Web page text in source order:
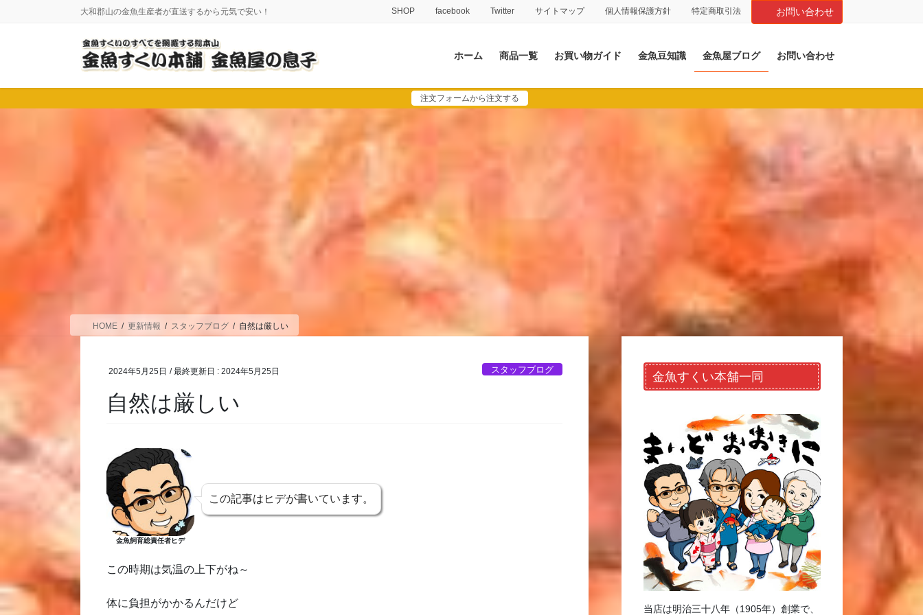
に
移
ョ
ン
大和郡山の金魚生産者が直送するから元気で安い！ SHOP facebook Twitter サイトマップ 個人情報保護方針 特定商取引法 お問い合わせ
ホーム 商品一覧 お買い物ガイド 金魚豆知識 金魚屋ブログ お問い合わせ
注文フォームから注文する
HOME 更新情報 スタッフブログ 自然は厳しい
2024年5月25日 / 最終更新日 :2024年5月25日 スタッフブログ
自然は厳しい
金魚飼育総責任者ヒデ
この記事はヒデが書いています。
この時期は気温の上下がね～
体に負担がかかるんだけど
金魚すくい本舗一同
当店は明治三十八年（1905年）創業で、